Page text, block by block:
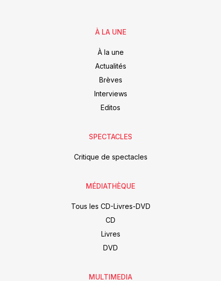
À LA UNE
À la une
Actualités
Brèves
Interviews
Editos
SPECTACLES
Critique de spectacles
MÉDIATHÈQUE
Tous les CD-Livres-DVD
CD
Livres
DVD
MULTIMEDIA